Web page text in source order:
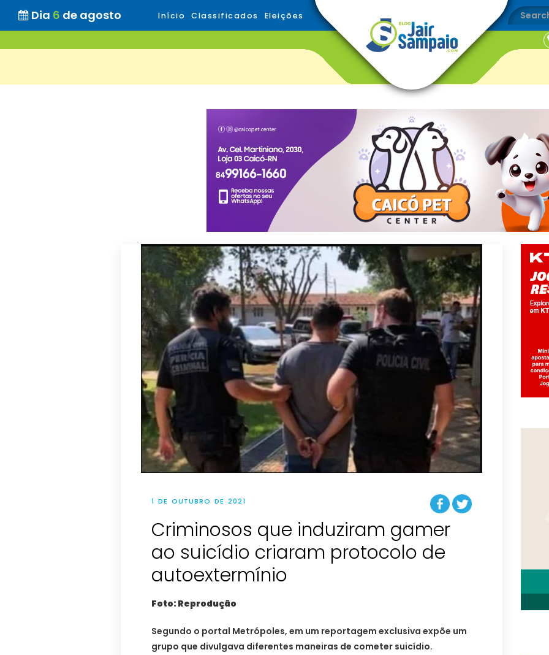
Dia 6 de agosto Início Classificados Eleições
1 DE OUTUBRO DE 2021
Criminosos que induziram gamer
ao suicídio criaram protocolo de
autoextermínio
Foto: Reprodução
Segundo o portal Metrópoles, em um reportagem exclusiva expõe um
grupo que divulgava diferentes maneiras de cometer suicídio.